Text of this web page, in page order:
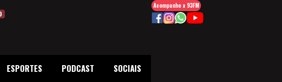
ESPORTES PODCAST SOCIAIS
Acompanhe a 93FM